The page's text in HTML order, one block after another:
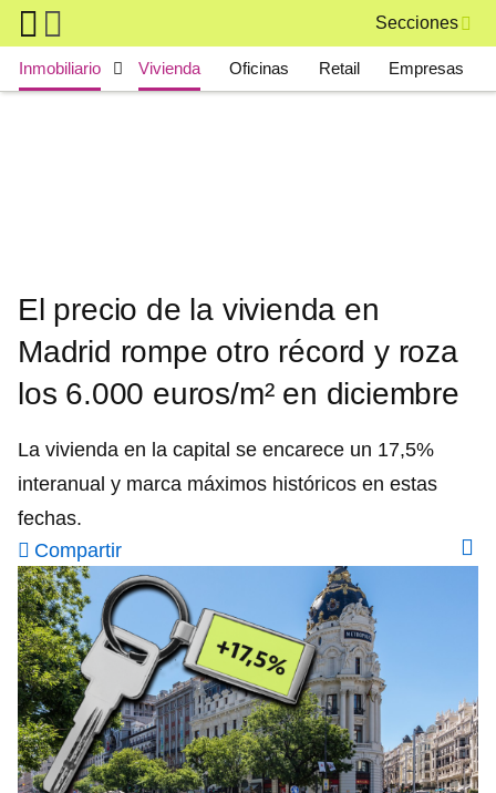
Skip to main content
Secciones
Main navigation
Inmobiliario Vivienda Oficinas Retail Empresas
El precio de la vivienda en
Madrid rompe otro récord y roza
los 6.000 euros/m² en diciembre
La vivienda en la capital se encarece un 17,5%
interanual y marca máximos históricos en estas
fechas.
Compartir